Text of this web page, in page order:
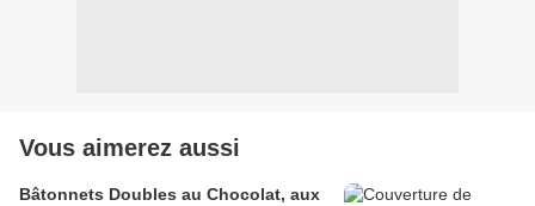
Vous aimerez aussi
Bâtonnets Doubles au Chocolat, aux